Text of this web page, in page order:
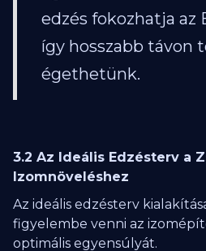
edzés fokozhatja az
így hosszabb távon
égethetünk.
3.2 Az Ideális Edzésterv a
Izomnöveléshez
Az ideális edzésterv
figyelembe venni az
optimális egyensúlyát.